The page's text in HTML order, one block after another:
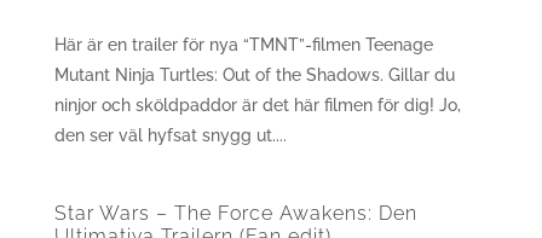
Här är en trailer för nya “TMNT”-filmen Teenage
Mutant Ninja Turtles: Out of the Shadows. Gillar du
ninjor och sköldpaddor är det här filmen för dig! Jo,
den ser väl hyfsat snygg ut....
Star Wars – The Force Awakens: Den